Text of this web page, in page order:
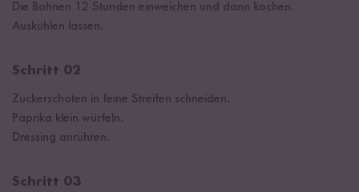
Die Bohnen 12 Stunden einweichen und dann kochen.
Auskühlen lassen.
Schritt 02
Zuckerschoten in feine Streifen schneiden.
Paprika klein würfeln.
Dressing anrühren.
Schritt 03